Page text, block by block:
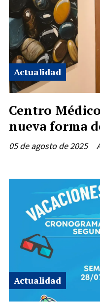
Centro
nueva forma
Actualidad
05 de agosto de 2025
Actualidad